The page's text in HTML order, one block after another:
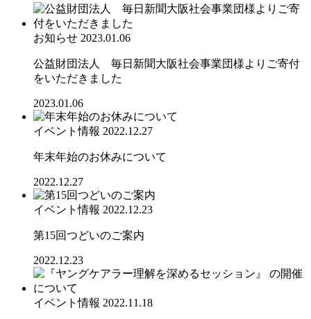
お知らせ 2023.01.06
公益財団法人 毎日新聞大阪社会事業団様よりご寄付
をいただきました
2023.01.06
イベント情報 2022.12.27
年末年始のお休みについて
2022.12.27
イベント情報 2022.12.23
第15回つどいのご案内
2022.12.23
イベント情報 2022.11.18